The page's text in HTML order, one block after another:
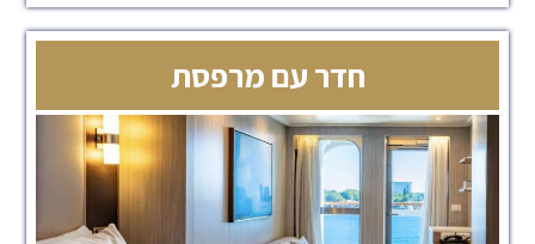
חדר עם מרפסת